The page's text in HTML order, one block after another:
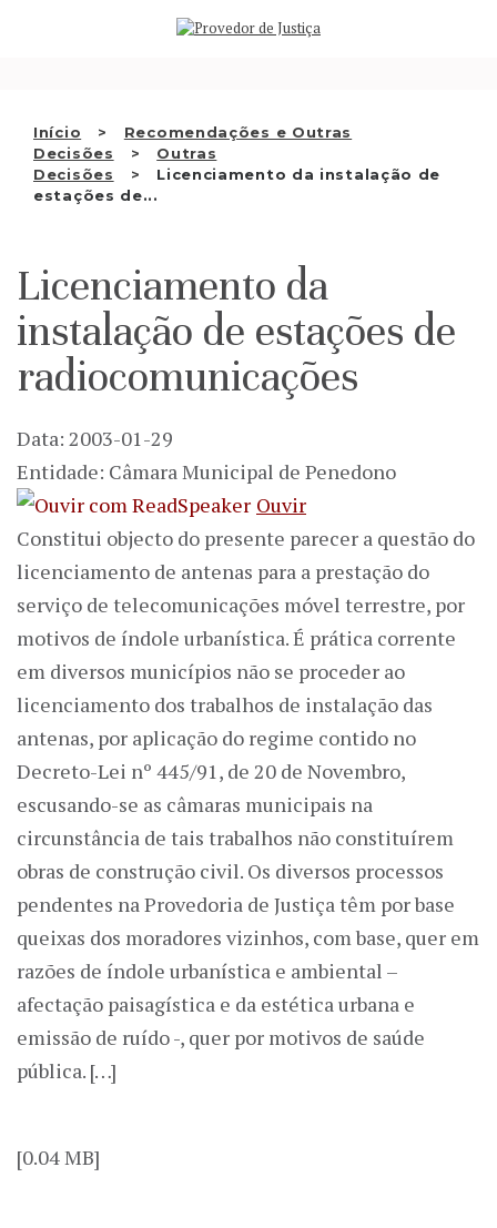
Início
Recomendações e Outras
Decisões
Outras
Decisões
Licenciamento da instalação de
estações de...
QUEM SOMOS
RECOMENDAÇÕES E OUTRAS
DECISÕES
RELAÇÕES INTERNACIONAIS
APRESENTAR QUEIXA
Licenciamento da
instalação de estações de
radiocomunicações
Data: 2003-01-29
Entidade: Câmara Municipal de Penedono
Ouvir
Constitui objecto do presente parecer a questão do
licenciamento de antenas para a prestação do
serviço de telecomunicações móvel terrestre, por
motivos de índole urbanística. É prática corrente
em diversos municípios não se proceder ao
licenciamento dos trabalhos de instalação das
antenas, por aplicação do regime contido no
Decreto-Lei nº 445/91, de 20 de Novembro,
escusando-se as câmaras municipais na
circunstância de tais trabalhos não constituírem
obras de construção civil. Os diversos processos
pendentes na Provedoria de Justiça têm por base
queixas dos moradores vizinhos, com base, quer em
razões de índole urbanística e ambiental –
afectação paisagística e da estética urbana e
emissão de ruído -, quer por motivos de saúde
pública. […]
[0.04 MB]